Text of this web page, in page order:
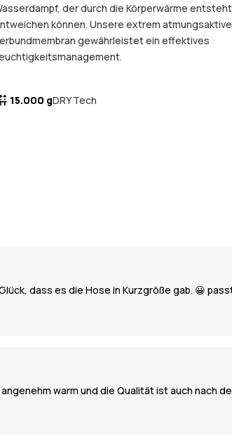
der durch die Körperwärme
können. Unsere extrem atmungsaktive
gewährleistet ein effektives
15.000 gDRY Tech
dass es die Hose in Kurzgröße gab. 😀
warm und die Qualität ist auch nach